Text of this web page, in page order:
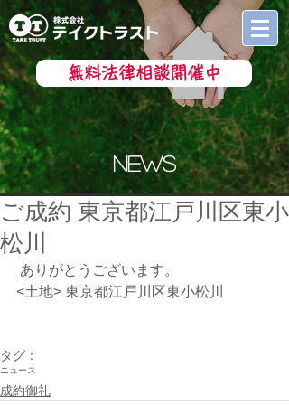
無料法律相談開催中
news
ご成約 東京都江戸川区東小
松川
ありがとうございます。
<土地> 東京都江戸川区東小松川
タグ：
ニュース
成約御礼